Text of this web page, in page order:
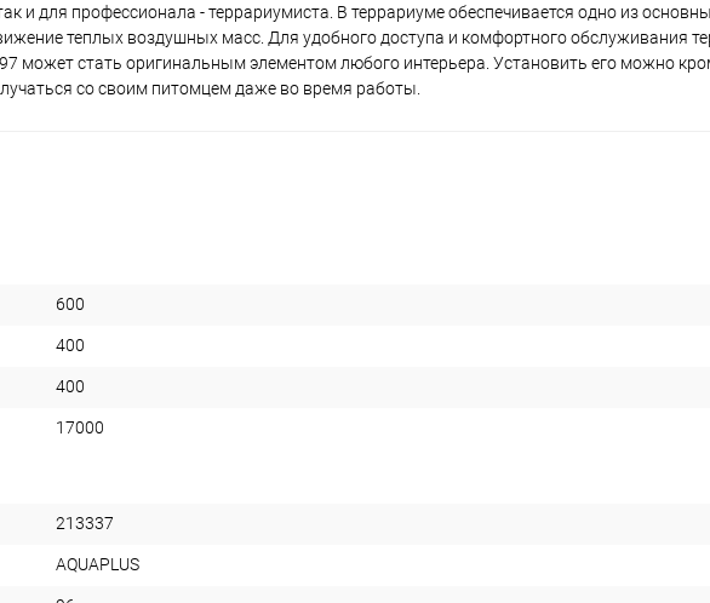
и для профессионала - террариумиста. В террариуме обеспечивается одно из
теплых воздушных масс. Для удобного доступа и комфортного обслуживания
может стать оригинальным элементом любого интерьера. Установить его можно
со своим питомцем даже во время работы.
600
400
400
17000
213337
AQUAPLUS